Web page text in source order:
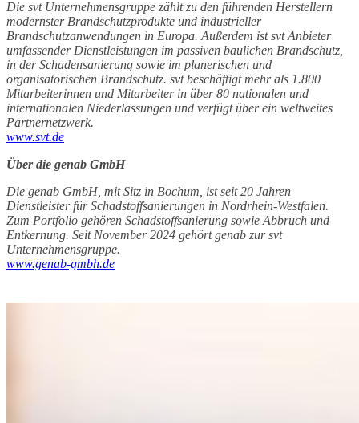
Die svt Unternehmensgruppe zählt zu den führenden Herstellern
modernster Brandschutzprodukte und industrieller
Brandschutzanwendungen in Europa. Außerdem ist svt Anbieter
umfassender Dienstleistungen im passiven baulichen Brandschutz,
in der Schadensanierung sowie im planerischen und
organisatorischen Brandschutz. svt beschäftigt mehr als 1.800
Mitarbeiterinnen und Mitarbeiter in über 80 nationalen und
internationalen Niederlassungen und verfügt über ein weltweites
Partnernetzwerk.
www.svt.de
Über die genab GmbH
Die genab GmbH, mit Sitz in Bochum, ist seit 20 Jahren
Dienstleister für Schadstoffsanierungen in Nordrhein-Westfalen.
Zum Portfolio gehören Schadstoffsanierung sowie Abbruch und
Entkernung. Seit November 2024 gehört genab zur svt
Unternehmensgruppe.
www.genab-gmbh.de